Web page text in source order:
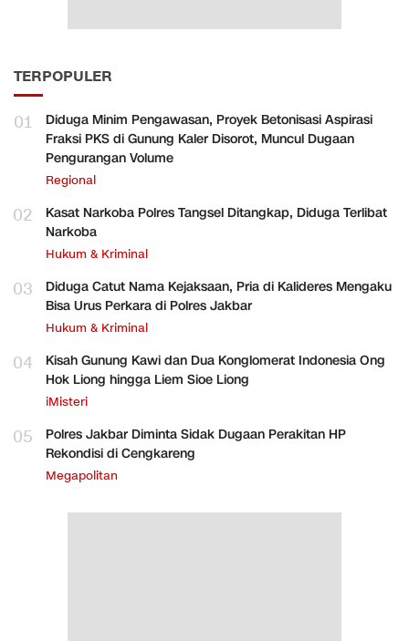
TERPOPULER
01
Diduga Minim Pengawasan, Proyek Betonisasi Aspirasi
Fraksi PKS di Gunung Kaler Disorot, Muncul Dugaan
Pengurangan Volume
Regional
02
Kasat Narkoba Polres Tangsel Ditangkap, Diduga Terlibat
Narkoba
Hukum & Kriminal
03
Diduga Catut Nama Kejaksaan, Pria di Kalideres Mengaku
Bisa Urus Perkara di Polres Jakbar
Hukum & Kriminal
04
Kisah Gunung Kawi dan Dua Konglomerat Indonesia Ong
Hok Liong hingga Liem Sioe Liong
iMisteri
05
Polres Jakbar Diminta Sidak Dugaan Perakitan HP
Rekondisi di Cengkareng
Megapolitan